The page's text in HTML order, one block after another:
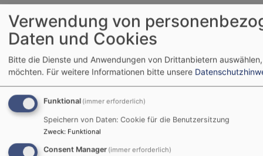
–
Glaube in Bewegung – 350
Jugendliche beim ersten
bayerischen Konfi-Aktiv-
Tag in Nürnberg
Sport, Kreativität und
erstenKonfi-Aktiv-
Verwendung von
Daten und Cookies
Bitte die Dienste und Anwendungen von Drittanbietern
möchten. Für weitere Informationen bitte unsere
Funktional (immer erforderlich)
Speichern von Daten: Cookie für die Benutzersitzung
Zweck: Funktional
Consent Manager (immer erforderlich)